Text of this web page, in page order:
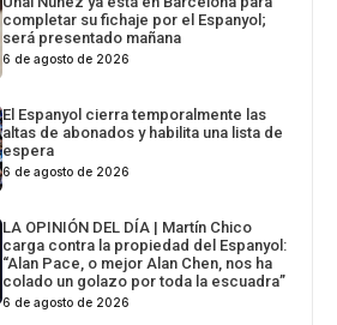
completar su fichaje por el Espanyol;
será presentado mañana
6 de agosto de 2026
El Espanyol cierra temporalmente las
altas de abonados y habilita una lista de
espera
6 de agosto de 2026
LA OPINIÓN DEL DÍA | Martín Chico
carga contra la propiedad del Espanyol:
“Alan Pace, o mejor Alan Chen, nos ha
colado un golazo por toda la escuadra”
6 de agosto de 2026